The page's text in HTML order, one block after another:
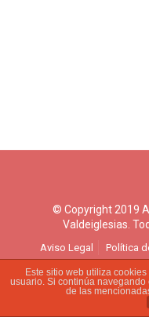
© Copyright 2019
Valdeiglesias.
Aviso Legal Política
Este sitio web utiliza
usuario. Si continúa
de las